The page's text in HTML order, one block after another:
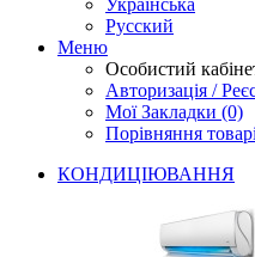
Українська
Русский
Меню
Особистий
Авторизація /
Мої Закладки (0)
Порівняння
КОНДИЦІЮВАННЯ